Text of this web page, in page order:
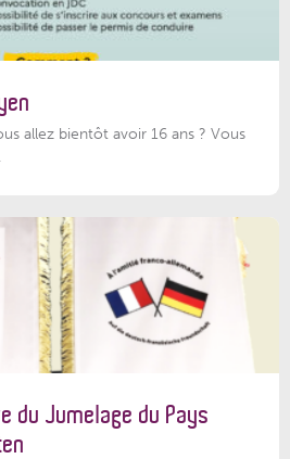
allez bientôt avoir 16 ans ? Vous
du Jumelage du Pays